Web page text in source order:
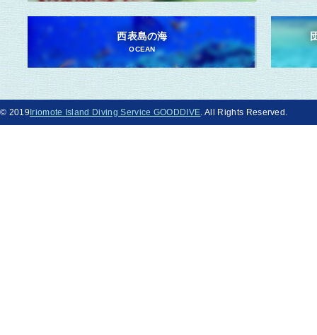
西表島の海
OCEAN
© 2019Iriomote Island Diving Service GOODDIVE. All Rights Reserved.